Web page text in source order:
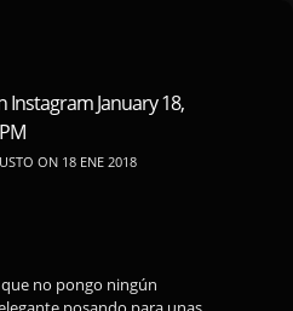
Instagram January 18,
ON 18 ENE 2018
no pongo ningún